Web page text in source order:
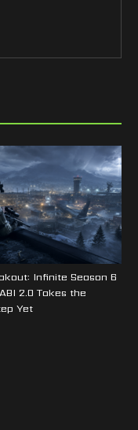
Infinite Season 6
2.0 Takes the
Yet